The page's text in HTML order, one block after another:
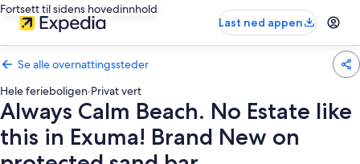
Fortsett til sidens hovedinnhold
Last ned appen
Se alle overnattingssteder
Hele ferieboligen·Privat vert
Always Calm Beach. No Estate like
this in Exuma! Brand New on